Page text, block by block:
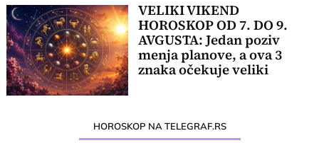
VELIKI VIKEND
HOROSKOP OD 7. DO 9.
AVGUSTA: Jedan poziv
menja planove, a ova 3
znaka očekuje veliki
HOROSKOP NA TELEGRAF.RS